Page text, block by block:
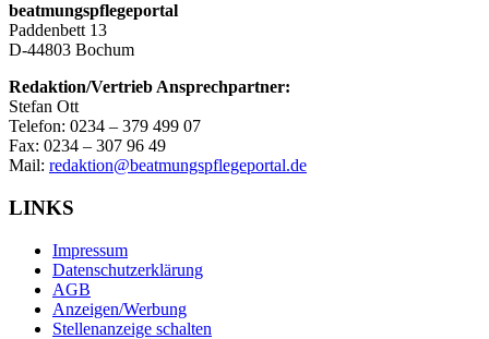
beatmungspflegeportal
Paddenbett 13
D-44803 Bochum
Redaktion/Vertrieb Ansprechpartner:
Stefan Ott
Telefon: 0234 – 379 499 07
Fax: 0234 – 307 96 49
Mail: redaktion@beatmungspflegeportal.de
LINKS
Impressum
Datenschutzerklärung
AGB
Anzeigen/Werbung
Stellenanzeige schalten